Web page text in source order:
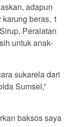
adapun
beras, 1
Peralatan
untuk anak-
sukarela dari
Sumsel,”
baksos saya